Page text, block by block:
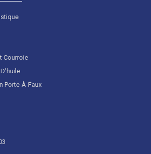
Courroie
Porte-À-Faux